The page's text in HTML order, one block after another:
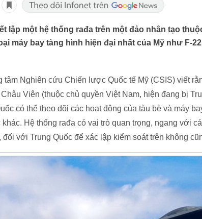
lập một hệ thống rađa trên một đảo nhân tạo
máy bay tàng hình hiện đại nhất của Mỹ như F-
tâm Nghiên cứu Chiến lược Quốc tế Mỹ (CSIS) viết
Viên (thuộc chủ quyền Việt Nam, hiện đang bị
có thể theo dõi các hoạt động của tàu bè và máy
Hệ thống rađa có vai trò quan trọng, ngang với
với Trung Quốc để xác lập kiểm soát trên không